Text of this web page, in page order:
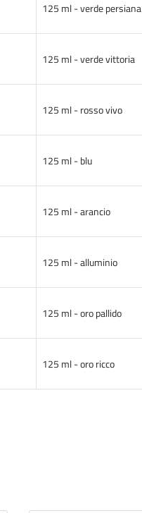
125 ml - verde persiana
125 ml - verde vittoria
125 ml - rosso vivo
125 ml - blu
125 ml - arancio
125 ml - alluminio
125 ml - oro pallido
125 ml - oro ricco